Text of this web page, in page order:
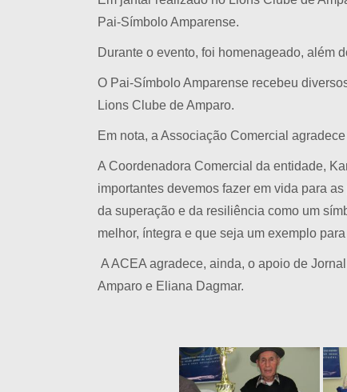
Pai-Símbolo Amparense.
Durante o evento, foi homenageado, além
O Pai-Símbolo Amparense recebeu
Lions Clube de Amparo.
Em nota, a Associação Comercial
A Coordenadora Comercial da entidade,
importantes devemos fazer em vida para
da superação e da resiliência como um
melhor, íntegra e que seja um exemplo para
A ACEA agradece, ainda, o apoio de
Amparo e Eliana Dagmar.